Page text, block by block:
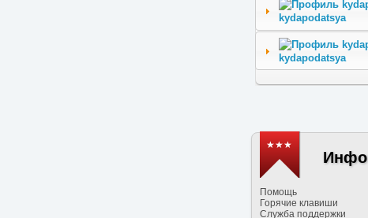
kydapodatsya
kydapodatsya
★★★
Инфо
Помощь
Горячие клавиши
Служба поддержки